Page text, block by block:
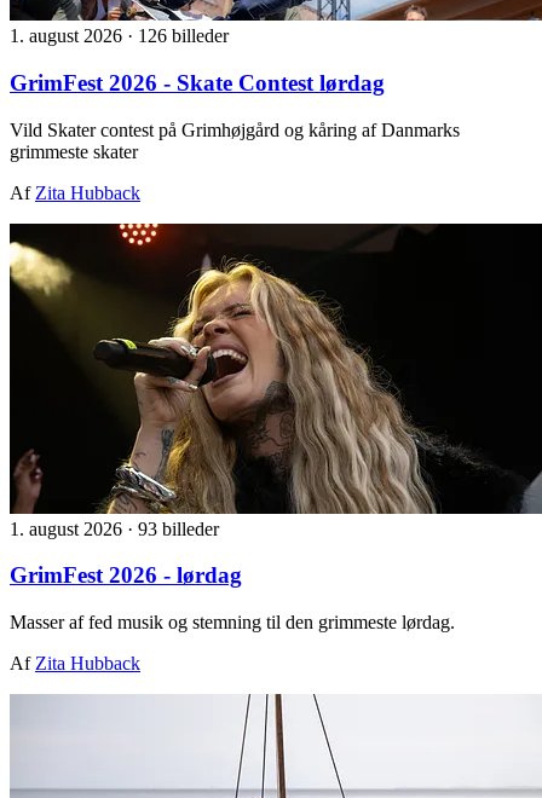
1. august 2026 · 126 billeder
GrimFest 2026 - Skate Contest lørdag
Vild Skater contest på Grimhøjgård og kåring af Danmarks
grimmeste skater
Af Zita Hubback
1. august 2026 · 93 billeder
GrimFest 2026 - lørdag
Masser af fed musik og stemning til den grimmeste lørdag.
Af Zita Hubback